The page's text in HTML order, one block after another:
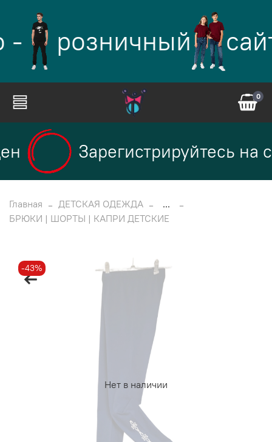
- розничный
0
Зарегистрируйтесь на
Главная ДЕТСКАЯ ОДЕЖДА
...
БРЮКИ | ШОРТЫ | КАПРИ ДЕТСКИЕ
Нет в наличии
-43%